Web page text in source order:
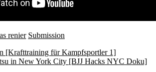
renier Submission
[Krafttraining für Kampfsportler 1]
in New York City [BJJ Hacks NYC Doku]